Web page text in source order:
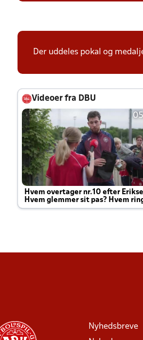
Der uddeles pokal og
Videoer fra DBU
Hvem overtager nr.10 efter
Hvem glemmer sit pas? Hvem
Joachim altid til efter kampe?
Nyhedsbreve